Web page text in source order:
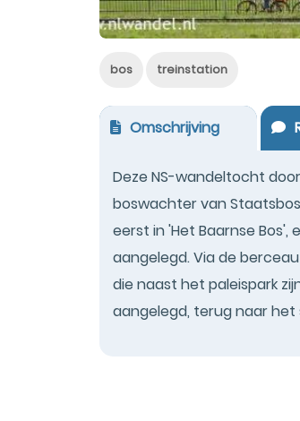
bos treinstation
Omschrijving
Deze NS-wandeltocht
boswachter van
eerst in 'Het Baarnse Bos',
aangelegd. Via de
die naast het paleispark
aangelegd, terug naar het